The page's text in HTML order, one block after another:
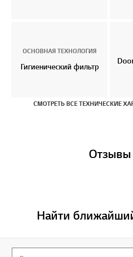
ОСНОВНАЯ ТЕХНОЛОГИЯ
Гигиенический фильтр
СМОТРЕТЬ ВСЕ ТЕХНИЧЕСКИЕ
Отзывы
Найти